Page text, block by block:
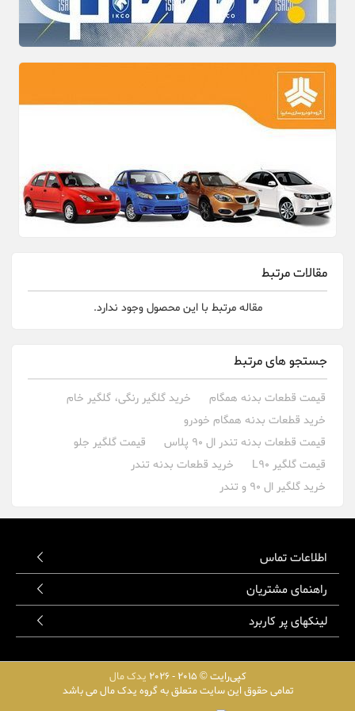
مقالات مرتبط
مقاله مرتبط با این محصول وجود ندارد.
جستجو های مرتبط
قیمت قطعات بدنه همگام
خرید گلگیر رنگی، گلگیر خام
خرید قطعات بدنه همگام خودرو
قیمت قطعات بدنه تندر ال 90 پلاس
قیمت گلگیر جلو
قیمت گلگیر L90
خرید قطعات بدنه تندر
خرید گلگیر ال 90 و تندر
اطلاعات تماس
راهنمای مشتریان
لینکهای پر کاربرد
کپی‌رایت © 2015 - 2026
یدک مال
تمامی حقوق این سایت متعلق به گروه یدک مال می باشد